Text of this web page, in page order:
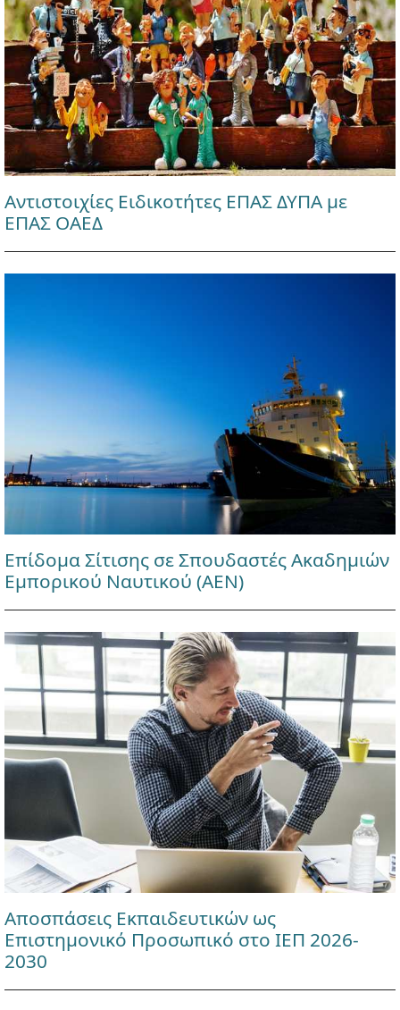
Αντιστοιχίες Ειδικοτήτες ΕΠΑΣ ΔΥΠΑ με
ΕΠΑΣ ΟΑΕΔ
Επίδομα Σίτισης σε Σπουδαστές Ακαδημιών
Εμπορικού Ναυτικού (ΑΕΝ)
Αποσπάσεις Εκπαιδευτικών ως
Επιστημονικό Προσωπικό στο ΙΕΠ 2026-
2030